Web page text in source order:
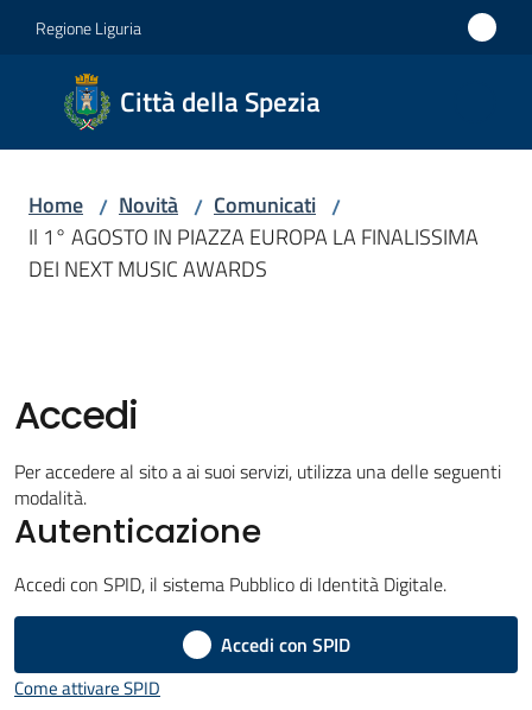
Vai al contenuto
Vai alla navigazione
Vai al footer
Regione Liguria
Città della Spezia
Città
della
Spezia
Medaglia
d'oro al
Merito
al Valor
Novità
Menu selezionato
Servizi
Home / Novità / Comunicati /
Il 1° AGOSTO IN PIAZZA EUROPA LA FINALISSIMA
DEI NEXT MUSIC AWARDS
Accedi
Per accedere al sito a ai suoi servizi, utilizza una delle seguenti
modalità.
Autenticazione
Accedi con SPID, il sistema Pubblico di Identità Digitale.
Accedi con SPID
Come attivare SPID